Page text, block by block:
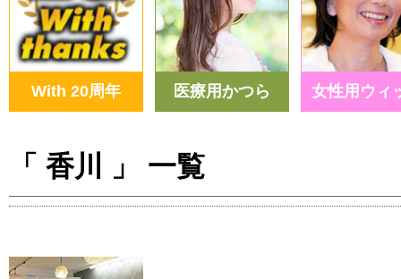
With 20周年 医療用かつら 女性用ウィ
「 香川 」 一覧